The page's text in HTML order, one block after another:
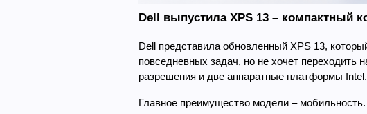
Dell выпустила XPS 13 – компактный
Dell представила обновленный XPS 13,
повседневных задач, но не хочет переходить
разрешения и две аппаратные платформы Intel.
Главное преимущество модели –